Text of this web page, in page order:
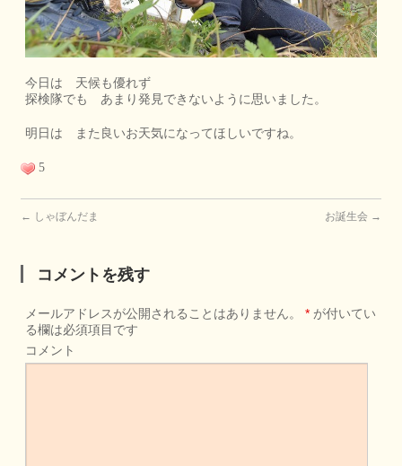
今日は 天候も優れず
探検隊でも あまり発見できないように思いました。
明日は また良いお天気になってほしいですね。
5
← しゃぼんだま お誕生会 →
コメントを残す
メールアドレスが公開されることはありません。 * が付いてい
る欄は必須項目です
コメント